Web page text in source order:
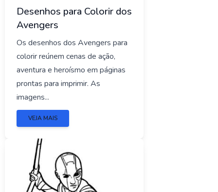
Desenhos para Colorir dos
Avengers
Os desenhos dos Avengers para
colorir reúnem cenas de ação,
aventura e heroísmo em páginas
prontas para imprimir. As
imagens...
VEJA MAIS